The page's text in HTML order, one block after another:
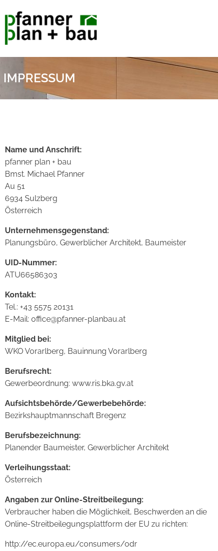
IMPRESSUM
Name und Anschrift:
pfanner plan + bau
Bmst. Michael Pfanner
Au 51
6934 Sulzberg
Österreich
Unternehmensgegenstand:
Planungsbüro, Gewerblicher Architekt, Baumeister
UID-Nummer:
ATU66586303
Kontakt:
Tel.: +43 5575 20131
E-Mail: office@pfanner-planbau.at
Mitglied bei:
WKO Vorarlberg, Bauinnung Vorarlberg
Berufsrecht:
Gewerbeordnung: www.ris.bka.gv.at
Aufsichtsbehörde/Gewerbebehörde:
Bezirkshauptmannschaft Bregenz
Berufsbezeichnung:
Planender Baumeister, Gewerblicher Architekt
Verleihungsstaat:
Österreich
Angaben zur Online-Streitbeilegung:
Verbraucher haben die Möglichkeit, Beschwerden an die
Online-Streitbeilegungsplattform der EU zu richten:
http://ec.europa.eu/consumers/odr